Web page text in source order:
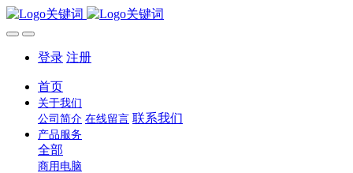
登录 注册
首页
关于我们
公司简介 在线留言 联系我们
产品服务
全部
商用电脑